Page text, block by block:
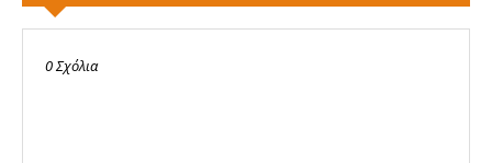
0 Σχόλια